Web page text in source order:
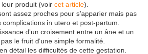
produit (voir cet article).
assez proches pour s'apparier mais pas
in utero et post-partum.
d'un croisement entre un âne et un
le fruit d'une simple formalité.
détail les difficultés de cette gestation.